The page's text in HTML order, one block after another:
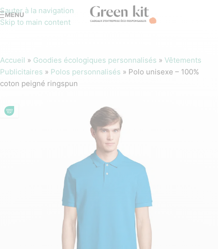
Sauter à la navigation
Skip to main content
MENU
Accueil » Goodies écologiques personnalisés » Vêtements
Publicitaires » Polos personnalisés » Polo unisexe – 100%
coton peigné ringspun